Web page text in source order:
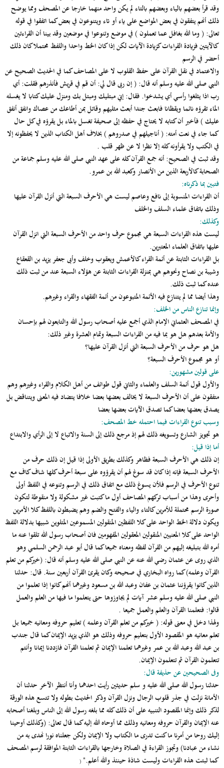
وقد قرأ بعضهم بالياء وبعضهم بالتاء لم يكن واحد منهما خارجا عن المصحف ومما يوضح
ذلك أنهم يتفقون في بعض المواضع على ياء أو تاء ويتنوعون في بعض كما اتفقوا في قوله
تعالى: ( وما الله بغافل عما تعملون ) في موضع وتنوعوا في موضعين وقد بينا أن القراءتين
كالآيتين فزيادة القراءات كزيادة الآيات لكن إذا كان الخط واحدا واللفظ محتملا كان ذلك
أحضر في الرسم
والاعتماد في نقل القرآن على حفظ القلوب لا على المصاحف كما في الحديث الصحيح عن
النبي صلى الله عليه وسلم أنه قال: ( إن ربى قال لي: أن قم في قريش فأنذرهم فقلت: أي
رب اذا يثلغوا رأسي أي يشدخوا. فقال: إني مبتليك ومبتل بك ومنزل عليك كتابا لا يغسله
الماء تقرؤه نائما ويقظانا فابعث جندا أبعث مثليهم وقاتل بمن أطاعك من عصاك وانفق أنفق
عليك ) فأخبر أن كتابه لا يحتاج في حفظه إلى صحيفة تغسل بالماء بل يقرؤه في كل حال
كما جاء في نعت أمته: ( أناجيلهم في صدروهم ) بخلاف أهل الكتاب الذين لا يحفظونه إلا
في الكتب ولا يقرأونه كله إلا نظرا لا عن ظهر قلب .
وقد ثبت في الصحيح: أنه جمع القرآن كله على عهد النبي صلى الله عليه وسلم جماعة من
الصحابة كالأربعة الذين من الأنصار وكعبد الله بن عمرو.
فتبين بما ذكرناه:
أن القراءات المنسوبة إلى نافع وعاصم ليست هي الأحرف السبعة التي أنزل القرآن عليها
وذلك باتفاق علماء السلف والخلف
وكذلك:
ليست هذه القراءات السبعة هي مجموع حرف واحد من الأحرف السبعة التي انزل القرآن
عليها باتفاق العلماء المعتبرين.
بل القراءات الثابتة عن أئمة القراء كالأعمش ويعقوب وخلف وأبى جعفر يزيد بن القعقاع
وشيبة بن نصاح ونحوهم هي بمنزلة القراءات الثابتة عن هؤلاء السبعة عند من ثبت ذلك
عنده كما ثبت ذلك.
وهذا أيضا مما لم يتنازع فيه الأئمة المتبوعون من أئمة الفقهاء والقراء وغيرهم.
وإنما تنازع الناس من الخلف:
في المصحف العثماني الإمام الذي أجمع عليه أصحاب رسول الله والتابعون لهم بإحسان
والأمة بعدهم هل هو بما فيه من القراءات السبعة وتمام العشرة وغير ذلك:
هل هو حرف من الأحرف السبعة التي أنزل القرآن عليها؟
أو هو مجموع الأحرف السبعة؟
على قولين مشهورين:
والأول قول أئمة السلف والعلماء والثاني قول طوائف من أهل الكلام والقراء وغيرهم وهم
متفقون على أن الأحرف السبعة لا يخالف بعضها بعضا خلافا يتضاد فيه المعنى ويتناقض بل
يصدق بعضها بعضا كما تصدق الآيات بعضها بعضا
وسبب تنوع القراءات فيما احتمله خط المصحف:
هو تجويز الشارع وتسويغه ذلك لهم إذ مرجع ذلك إلى السنة والاتباع لا إلى الرأي والابتداع
أما إذا قيل:
إن ذلك هي الأحرف السبعة فظاهر وكذلك بطريق الأولى إذا قيل إن ذلك حرف من
الأحرف السبعة فإنه إذا كان قد سوغ لهم أن يقرؤوه على سبعة أحرف كلها شاف كاف مع
تنوع الأحرف في الرسم فلأن يسوغ ذلك مع اتفاق ذلك في الرسم وتنوعه في اللفظ أولى
وأحرى وهذا من أسباب تركهم المصاحف أول ما كتبت غير مشكولة ولا منقوطة لتكون
صورة الرسم محتملة للأمرين كالتاء والياء والفتح والضم وهم يضبطون باللفظ كلا الأمرين
ويكون دلالة الخط الواحد على كلا اللفظين المنقولين المسموعين المتلوين شبيها بدلالة اللفظ
الواحد على كلا المعنيين المنقولين المعقولين المفهومين فان أصحاب رسول الله تلقوا عنه ما
أمره الله بتبليغه إليهم من القرآن لفظه ومعناه جميعا كما قال أبو عبد الرحمن السلمي وهو
الذي روى عن عثمان رضي الله عنه عن النبي صلى الله عليه وسلم أنه قال: (خيركم من تعلم
القرآن وعلمه) كما رواه البخاري في صحيحه وكان يقرئ القرآن أربعين سنة. قال: حدثنا
الذين كانوا يقرؤننا عثمان بن عفان وعبد الله بن مسعود وغيرهما أنهم كانوا إذا تعلموا من
النبي صلى الله عليه وسلم عشر آيات لم يجاوزوها حتى يتعلموا ما فيها من العلم والعمل
قالوا: فتعلمنا القرآن والعلم والعمل جميعا .
ولهذا دخل في معنى قوله: ( خيركم من تعلم القرآن وعلمه ) تعليم حروفه ومعانيه جميعا بل
تعلم معانيه هو المقصود الأول بتعليم حروفه وذلك هو الذي يزيد الإيمان كما قال جندب
بن عبد الله وعبد الله بن عمر وغيرهما تعلمنا الإيمان ثم تعلمنا القرآن فازددنا إيمانا وأنتم
تتعلمون القرآن ثم تتعلمون الإيمان.
وفى الصحيحين عن حذيفة قال:
حدثنا رسول الله صلى الله عليه و سلم حديثين رأيت احدهما وأنا أنتظر الآخر حدثنا أن
الأمانة نزلت في جذر قلوب الرجال ونزل القرآن وذكر الحديث بطوله ولا تتسع هذه الورقة
لذكر ذلك وإنما المقصود التنبيه على أن ذلك كله مما بلغه رسول الله إلى الناس وبلغنا أصحابه
عنه الإيمان والقرآن حروفه ومعانيه وذلك مما أوحاه الله إليه كما قال تعالى: (وكذلك أوحينا
إليك روحا من أمرنا ما كنت تدرى ما الكتاب ولا الإيمان ولكن جعلناه نورا نهدى به من
نشاء من عبادنا) وتجوز القراءة في الصلاة وخارجها بالقراءات الثابتة الموافقة لرسم المصحف
كما ثبتت هذه القراءات وليست شاذة حينئذ والله أعلم." (